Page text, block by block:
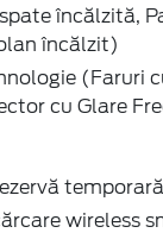
încălzită,
încălzit)
(Faruri
cu Glare
wireless